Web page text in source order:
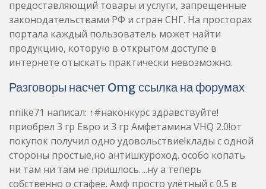
Разговоры насчет Omg ссылка на форумах
nnike71 написал: ↑#наконкурс здравствуйте!
приобрел 3 гр Евро и 3 гр Амфетамина VHQ 2.0!от
покупок получил одно удовольствие!клады с одной
ни там ни там не пришлось….ну а теперь
собственно о стафее. Амф просто улётный с 0.5 в
лицо и в промежутках по пару плюх)вот это
треешшш начинается))люблю какачельки)))моя
компания в восторге от вашего товара!!))девочки
текут,мальчики тащяться)))хаха)Одним словом с
Вами самый позитивный отдых))))Спасибо за